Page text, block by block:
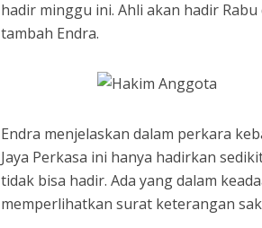
hadir minggu ini. Ahli akan hadir
tambah Endra.
Endra menjelaskan dalam perkara
Jaya Perkasa ini hanya hadirkan
tidak bisa hadir. Ada yang dalam
memperlihatkan surat keterangan